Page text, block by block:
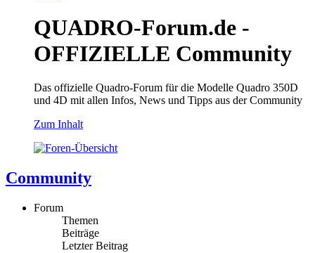
QUADRO-Forum.de -
OFFIZIELLE Community
Das offizielle Quadro-Forum für die Modelle Quadro 350D
und 4D mit allen Infos, News und Tipps aus der Community
Zum Inhalt
Community
Forum
Themen
Beiträge
Letzter Beitrag